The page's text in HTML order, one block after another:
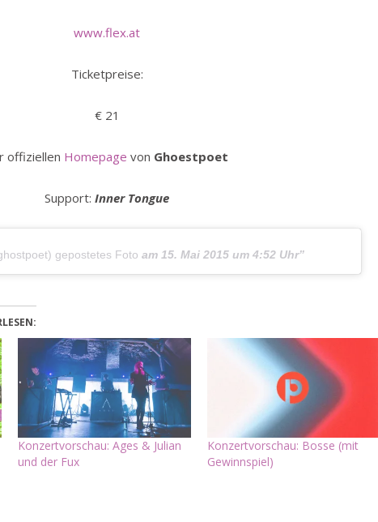
www.flex.at
Ticketpreise:
€ 21
offiziellen Homepage von Ghoestpoet
Support:Inner Tongue
gepostetes Foto am 15. Mai 2015 um 4:52 Uhr
Konzertvorschau: Ages & Julian
und der Fux
Konzertvorschau: Bosse (mit
Gewinnspiel)